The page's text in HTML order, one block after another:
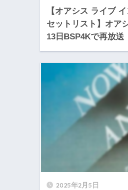
【オアシス ライブ
セットリスト】オア
13日BSP4Kで再放送
2025年2月5日